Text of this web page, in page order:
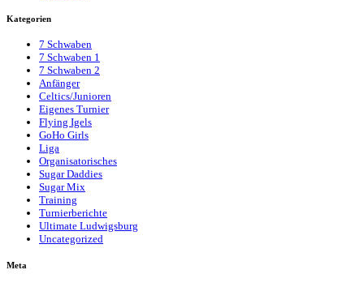
Kategorien
7 Schwaben
7 Schwaben 1
7 Schwaben 2
Anfänger
Celtics/Junioren
Eigenes Turnier
Flying Igels
GoHo Girls
Liga
Organisatorisches
Sugar Daddies
Sugar Mix
Training
Turnierberichte
Ultimate Ludwigsburg
Uncategorized
Meta